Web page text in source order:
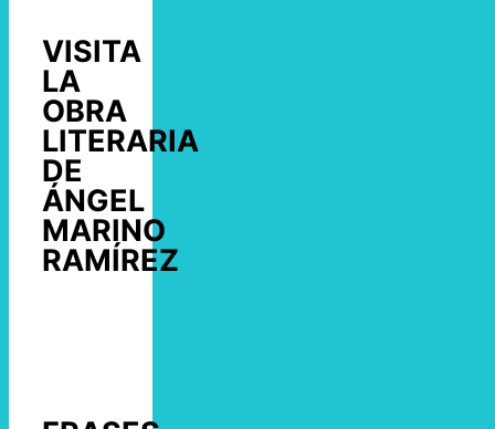
VISITA
LA
OBRA
LITERARIA
DE
ÁNGEL
MARINO
RAMÍREZ